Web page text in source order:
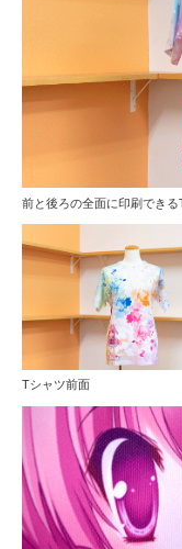
前と後ろの全面に印刷できる
Tシャツ前面